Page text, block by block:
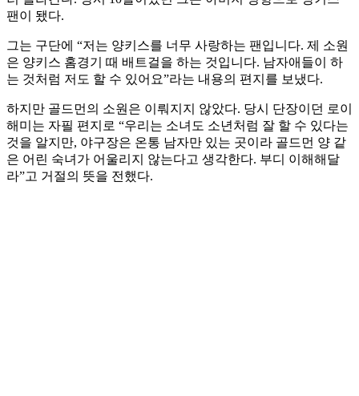
팬이 됐다.
그는 구단에 “저는 양키스를 너무 사랑하는 팬입니다. 제 소원
은 양키스 홈경기 때 배트걸을 하는 것입니다. 남자애들이 하
는 것처럼 저도 할 수 있어요”라는 내용의 편지를 보냈다.
하지만 골드먼의 소원은 이뤄지지 않았다. 당시 단장이던 로이
해미는 자필 편지로 “우리는 소녀도 소년처럼 잘 할 수 있다는
것을 알지만, 야구장은 온통 남자만 있는 곳이라 골드먼 양 같
은 어린 숙녀가 어울리지 않는다고 생각한다. 부디 이해해달
라”고 거절의 뜻을 전했다.